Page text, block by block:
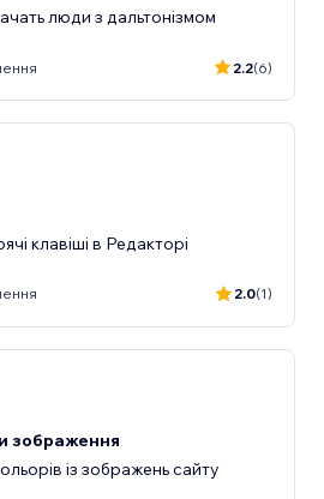
люди з дальтонізмом
2.2(6)
клавіші в Редакторі
2.0(1)
зображення
із зображень сайту